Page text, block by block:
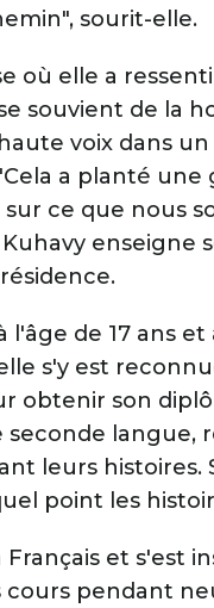
sourit-elle.
où elle a
souvient de la
voix dans
a planté
ce que nous
enseigne
l'âge de 17 ans
s'y est
obtenir son
langue,
leurs histoires.
point les
et s'est
pendant